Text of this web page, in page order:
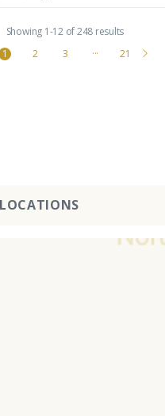
Showing 1-12 of 248 results
1
2 3 ··· 21